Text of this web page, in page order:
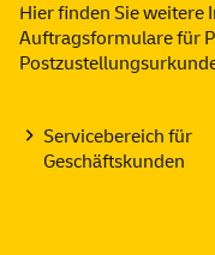
Hier finden Sie
Auftragsformulare für
Servicebereich für
Geschäftskunden